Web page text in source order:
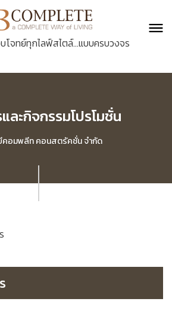
โจทย์ทุกไลฟ์สไตล์...แบบครบวงจร
ละกิจกรรมโปรโมชั่น
คอมพลีท คอนสตรัคชั่น จำกัด